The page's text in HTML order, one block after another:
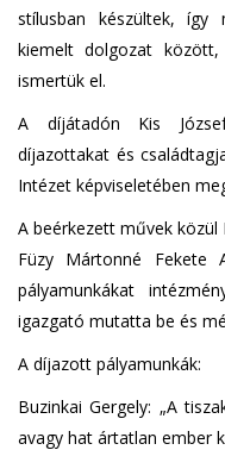
stílusban készültek,
kiemelt dolgozat között,
ismertük el.
A díjátadón Kis
díjazottakat és
Intézet képviseletében
A beérkezett művek közül
Füzy Mártonné Fekete
pályamunkákat
igazgató mutatta be és
A díjazott pályamunkák:
Buzinkai Gergely: „A
avagy hat ártatlan ember